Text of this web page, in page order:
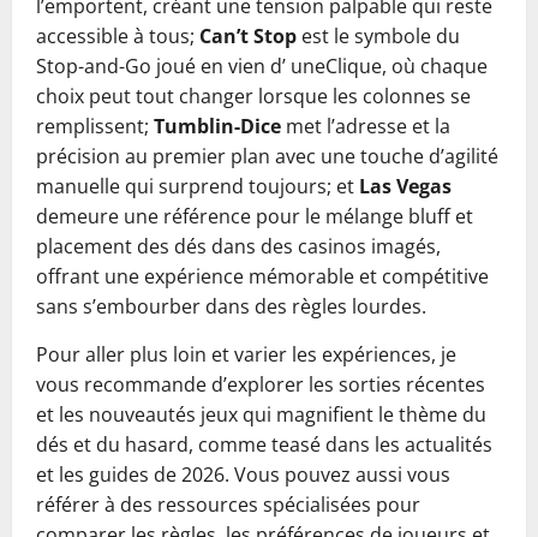
l’emportent, créant une tension palpable qui reste
accessible à tous; Can’t Stop est le symbole du
Stop-and-Go joué en vien d’ uneClique, où chaque
choix peut tout changer lorsque les colonnes se
remplissent; Tumblin-Dice met l’adresse et la
précision au premier plan avec une touche d’agilité
manuelle qui surprend toujours; et Las Vegas
demeure une référence pour le mélange bluff et
placement des dés dans des casinos imagés,
offrant une expérience mémorable et compétitive
sans s’embourber dans des règles lourdes.
Pour aller plus loin et varier les expériences, je
vous recommande d’explorer les sorties récentes
et les nouveautés jeux qui magnifient le thème du
dés et du hasard, comme teasé dans les actualités
et les guides de 2026. Vous pouvez aussi vous
référer à des ressources spécialisées pour